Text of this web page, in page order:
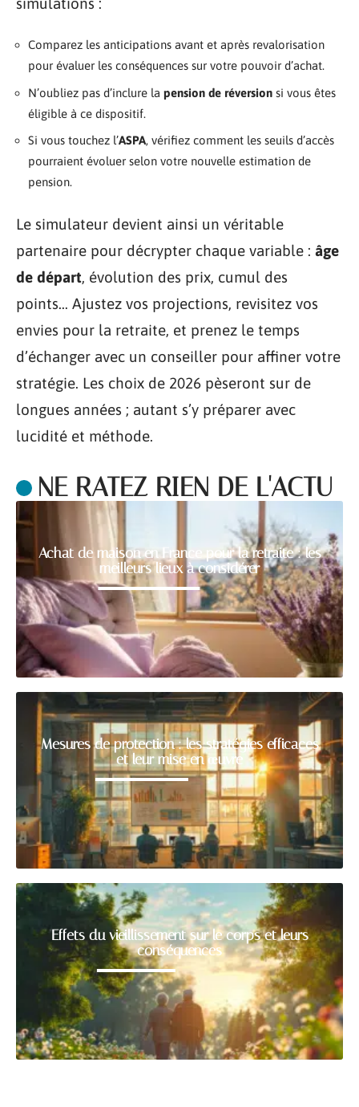
Comparez les anticipations avant et après revalorisation
pour évaluer les conséquences sur votre pouvoir d’achat.
N’oubliez pas d’inclure la pension de réversion si vous êtes
éligible à ce dispositif.
Si vous touchez l’ASPA, vérifiez comment les seuils d’accès
pourraient évoluer selon votre nouvelle estimation de
pension.
Le simulateur devient ainsi un véritable
partenaire pour décrypter chaque variable : âge
de départ, évolution des prix, cumul des
points… Ajustez vos projections, revisitez vos
envies pour la retraite, et prenez le temps
d’échanger avec un conseiller pour affiner votre
stratégie. Les choix de 2026 pèseront sur de
longues années ; autant s’y préparer avec
lucidité et méthode.
NE RATEZ RIEN DE L'ACTU
Achat de maison en France pour la retraite : les
meilleurs lieux à considérer
Mesures de protection : les stratégies efficaces
et leur mise en œuvre
Effets du vieillissement sur le corps et leurs
conséquences